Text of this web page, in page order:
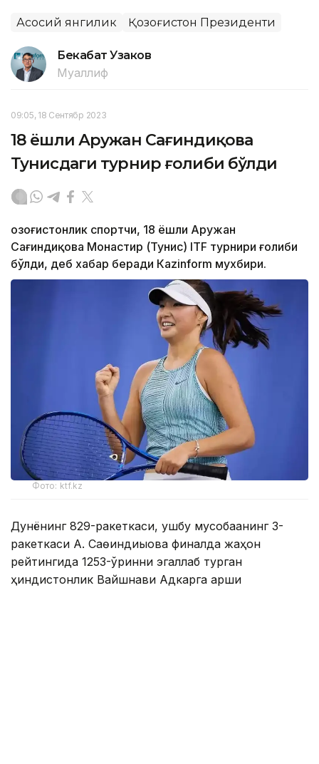
Асосий янгилик Қозоғистон Президенти
Бекабат Узаков
Муаллиф
09:05, 18 Сентябр 2023
18 ёшли Аружан Сағиндиқова
Тунисдаги турнир ғолиби бўлди
Қозоғистонлик спортчи, 18 ёшли Аружан
Сағиндиқова Монастир (Тунис) ITF турнири ғолиби
бўлди, деб хабар беради Каzinform мухбири.
Фото: ktf.kz
Дунёнинг 829-ракеткаси, ушбу мусобақанинг 3-
ракеткаси А. Саөиндиыова финалда жаҳон
рейтингида 1253-ўринни эгаллаб турган
ҳиндистонлик Вайшнави Адкарга қарши